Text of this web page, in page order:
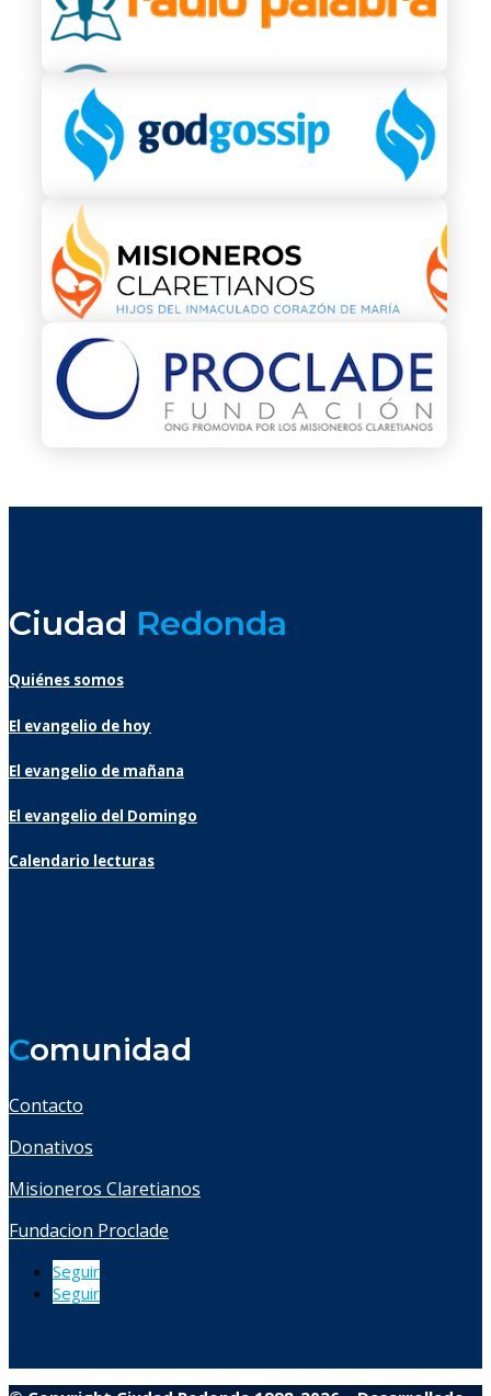
Ciudad Redonda
Quiénes somos
El evangelio de hoy
El evangelio de mañana
El evangelio del Domingo
Calendario lecturas
Comunidad
Contacto
Donativos
Misioneros Claretianos
Fundacion Proclade
Seguir
Seguir